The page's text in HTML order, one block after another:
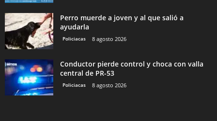
Perro muerde a joven y al que salió a
ayudarla
Policiacas 8 agosto 2026
Conductor pierde control y choca con valla
central de PR-53
Policiacas 8 agosto 2026